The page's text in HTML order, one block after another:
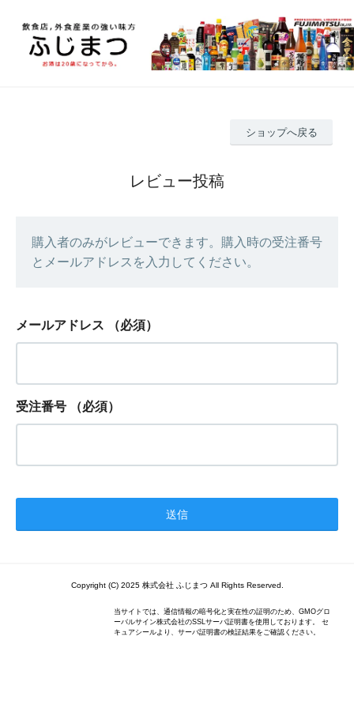
ショップへ戻る
レビュー投稿
購入者のみがレビューできます。購入時の受注番号
とメールアドレスを入力してください。
メールアドレス （必須）
受注番号 （必須）
Copyright (C) 2025 株式会社 ふじまつ All Rights Reserved.
当サイトでは、通信情報の暗号化と実在性の証明のため、GMOグロ
ーバルサイン株式会社のSSLサーバ証明書を使用しております。 セ
キュアシールより、サーバ証明書の検証結果をご確認ください。